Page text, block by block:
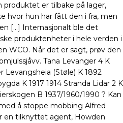
produktet er tilbake på lager,
hvor hun har fått den i fra, men
[…] Internasjonalt ble det
produktenheter i hele verden i
WCO. Når det er sagt, prøv den
Tana Levanger 4 K
Levangsheia (Støle) K 1892
K 1917 1914 Stranda Lidar 2 K
B 1937/1960/1990 ? Kan
å stoppe mobbing Alfred
en tilknyttet agent, Howden